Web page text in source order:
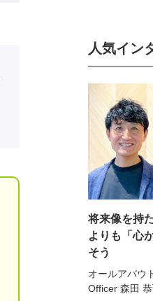
人気イン
将来像を持
よりも「心
そう
オールアバウ
Officer 森田